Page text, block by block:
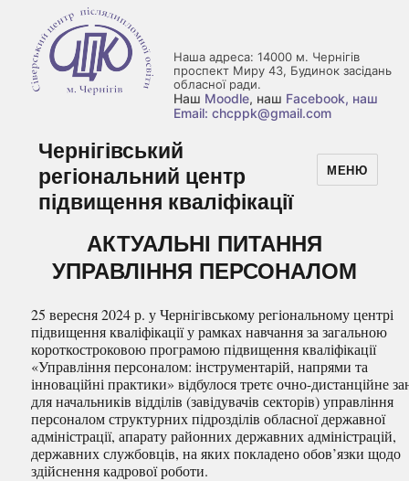
Наша адреса: 14000 м. Чернігів
проспект Миру 43, Будинок засідань
обласної ради.
Наш Moodle, наш Facebook, наш
Email: chcppk@gmail.com
Чернігівський
регіональний центр
підвищення кваліфікації
МЕНЮ
АКТУАЛЬНІ ПИТАННЯ
УПРАВЛІННЯ ПЕРСОНАЛОМ
25 вересня 2024 р. у Чернігівському регіональному центрі
підвищення кваліфікації у рамках навчання за загальною
короткостроковою програмою підвищення кваліфікації
«Управління персоналом: інструментарій, напрями та
інноваційні практики» відбулося третє очно-дистанційне
для начальників відділів (завідувачів секторів) управління
персоналом структурних підрозділів обласної державної
адміністрації, апарату районних державнихадміністрацій,
державних службовців, на яких покладено обов’язки щодо
здійснення кадрової роботи.